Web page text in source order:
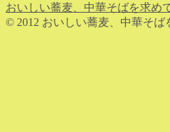
おいしい蕎麦、中華そばを求め
© 2012 おいしい蕎麦、中華そば